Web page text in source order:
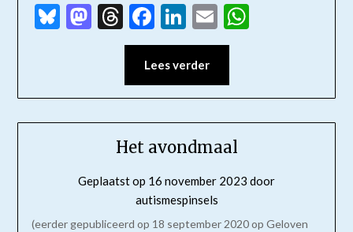
Bluesky
Mastodon
Threads
Facebook
LinkedIn
Email
Lees verder
Het avondmaal
Geplaatst op 16 november 2023 door
autismespinsels
(eerder gepubliceerd op 18 september 2020 op Geloven